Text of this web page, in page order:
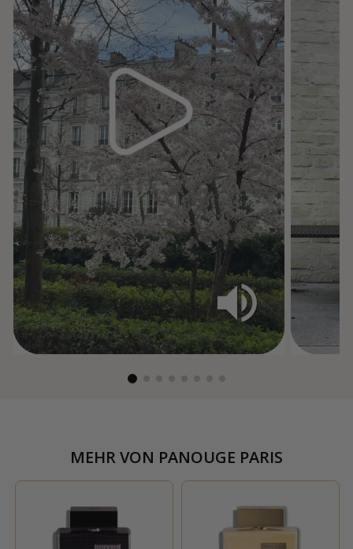
MEHR VON PANOUGE PARIS